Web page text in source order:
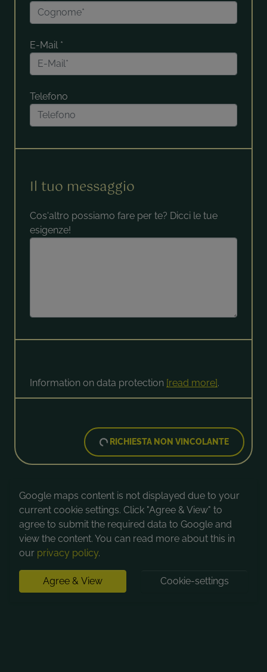
E-Mail *
Telefono
Il tuo messaggio
Cos'altro possiamo fare per te? Dicci le tue
esigenze!
Information on data protection [read more].
RICHIESTA NON VINCOLANTE
Google maps content is not displayed due to your
current cookie settings. Click "Agree & View" to
agree to submit the required data to Google and
view the content. You can read more about this in
our privacy policy.
Agree & View Cookie-settings